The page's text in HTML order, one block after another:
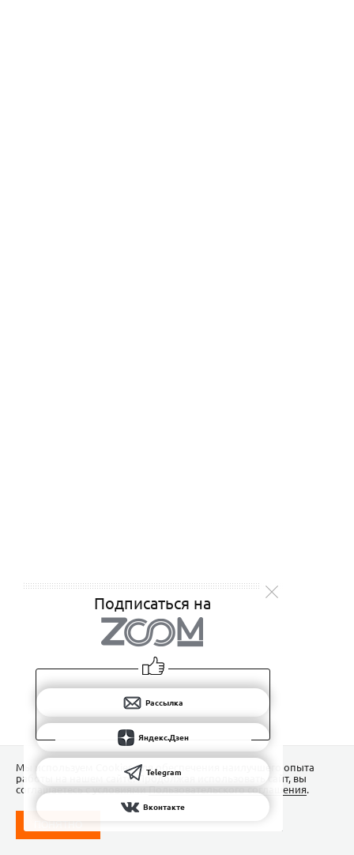
Подписаться на
Рассылка
Яндекс.Дзен
Telegram
Вконтакте
Мы используем Сookies для обеспечения наилучшего опыта
работы на нашем сайте. Продолжая использовать сайт, вы
соглашаетесь с условиямиПользовательского соглашения.
ПОНЯТНО